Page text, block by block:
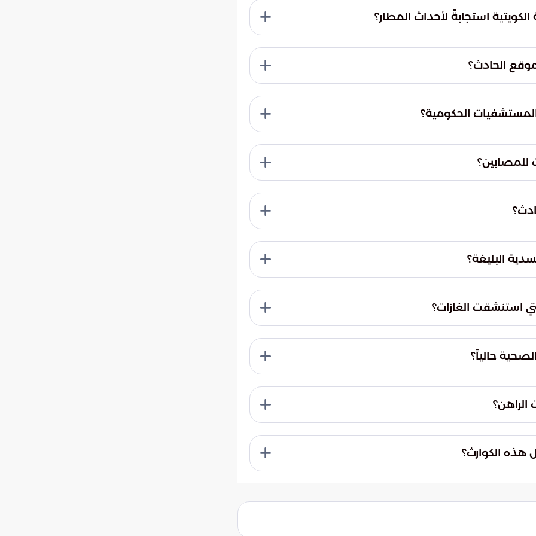
هذا الظرف الاستثنائي وضمان جودة الخدمات
الميدانية لضمان انسيابية نقل المصابين
أعلى معايير الجودة في الرعاية الصحية الطارئة.
استجابةً لأحداث المطار؟
لضمان تقديم الرعاية الفورية للمتضررين.
الحادث؟
قبل نقلهم إلى المستشفيات.
الحكومية؟
تدخلاً طبياً مكثفاً.
للمصابين؟
البليغة؟
استنشقت الغازات؟
الحاد.حالياً؟
الميدانية لضمان انسيابية العمل.
الراهن؟
مستوى من الرعاية الصحية.
هذه الكوارث؟